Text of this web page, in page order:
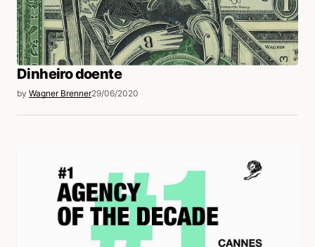
Dinheiro doente
by Wagner Brenner29/06/2020